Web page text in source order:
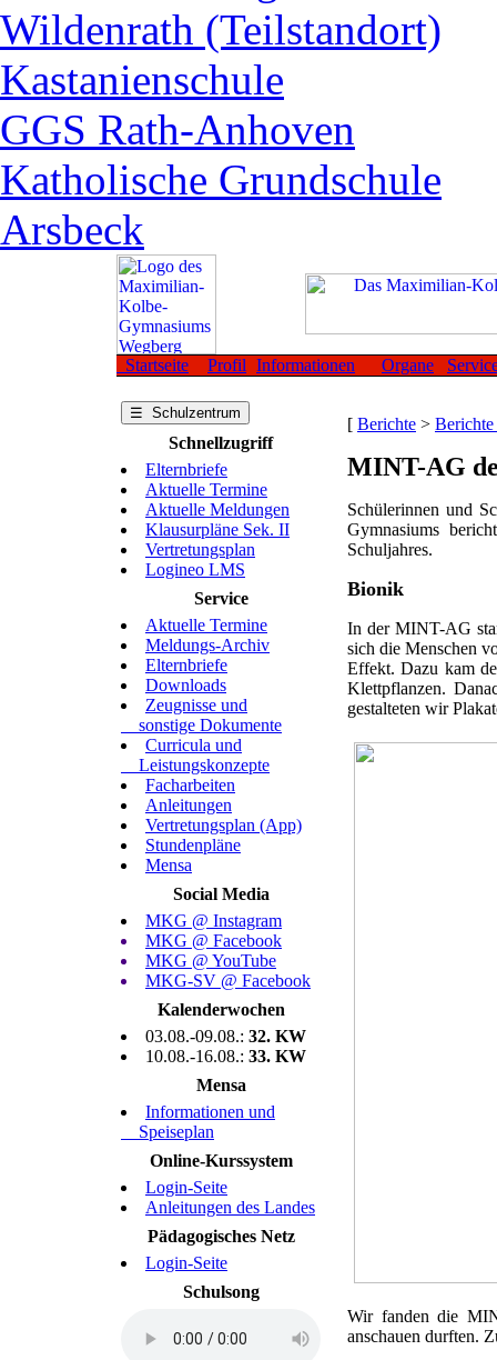
Wildenrath (Teilstandort)
Kastanienschule
GGS Rath-Anhoven
Katholische Grundschule
Arsbeck
Startseite Profil Informationen Organe
☰ Schulzentrum
Schnellzugriff
Elternbriefe
Aktuelle Termine
Aktuelle Meldungen
Klausurpläne Sek. II
Vertretungsplan
Logineo LMS
Service
Aktuelle Termine
Meldungs-Archiv
Elternbriefe
Downloads
Zeugnisse und
sonstige Dokumente
Curricula und
Leistungskonzepte
Facharbeiten
Anleitungen
Vertretungsplan (App)
Stundenpläne
Mensa
Social Media
MKG @ Instagram
MKG @ Facebook
MKG @ YouTube
MKG-SV @ Facebook
Kalenderwochen
03.08.-09.08.: 32. KW
10.08.-16.08.: 33. KW
Mensa
Informationen und
Speiseplan
Online-Kurssystem
Login-Seite
Anleitungen des Landes
Pädagogisches Netz
Login-Seite
Schulsong
[ Berichte >
MINT-AG
Schülerinnen und
Gymnasiums
Schuljahres.
Bionik
In der MINT-AG
sich die Menschen
Effekt. Dazu kam
Klettpflanzen.
gestalteten wir
Wir fanden die
anschauen durften.